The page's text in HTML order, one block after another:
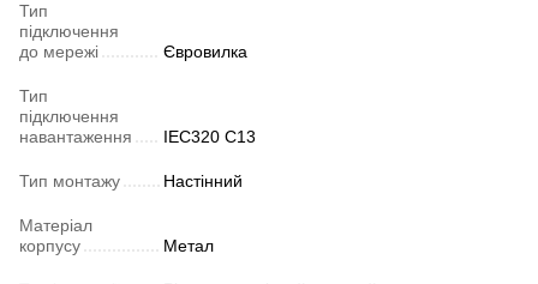
Тип
підключення
до мережі
Євровилка
Тип
підключення
навантаження
IEC320 C13
Тип монтажу Настінний
Матеріал
корпусу
Метал